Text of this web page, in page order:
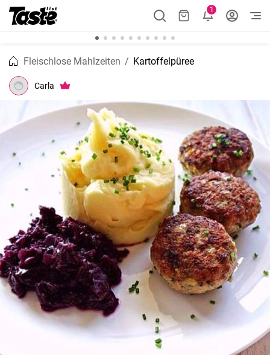
1
Fleischlose Mahlzeiten Kartoffelpüree
Carla